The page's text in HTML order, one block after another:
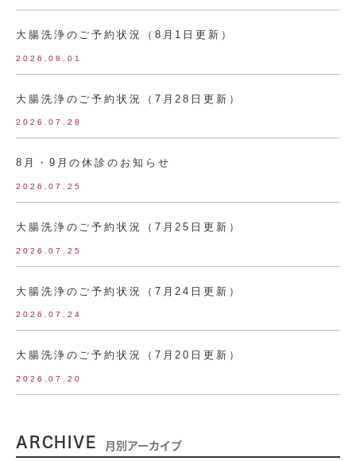
大腸洗浄のご予約状況（8月1日更新）
2026.08.01
大腸洗浄のご予約状況（7月28日更新）
2026.07.28
8月・9月の休診のお知らせ
2026.07.25
大腸洗浄のご予約状況（7月25日更新）
2026.07.25
大腸洗浄のご予約状況（7月24日更新）
2026.07.24
大腸洗浄のご予約状況（7月20日更新）
2026.07.20
ARCHIVE 月別アーカイブ